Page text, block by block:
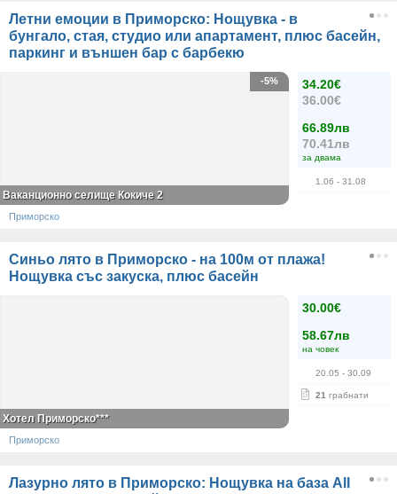
Летни емоции в Приморско: Нощувка - в
бунгало, стая, студио или апартамент, плюс басейн,
паркинг и външен бар с барбекю
34.20€
36.00€
66.89лв
70.41лв
за двама
1.06 - 31.08
-5%
Ваканционно селище Кокиче 2
Приморско
Синьо лято в Приморско - на 100м от плажа!
Нощувка със закуска, плюс басейн
30.00€
58.67лв
на човек
20.05 - 30.09
21 грабнати
Хотел Приморско***
Приморско
Лазурно лято в Приморско: Нощувка на база All